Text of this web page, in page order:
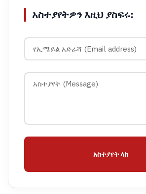
አስተያየትዎን እዚህ ያስፍሩ:
አስተያየት ላክ